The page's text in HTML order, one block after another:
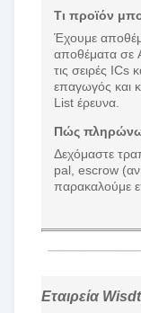
Τι προϊόν
Έχουμε
αποθέματα σε
τις σειρές ICs
επαγωγός και
List έρευνα.
Πώς πληρώνω
Δεχόμαστε
pal, escrow (αν
παρακαλούμε
Εταιρεία